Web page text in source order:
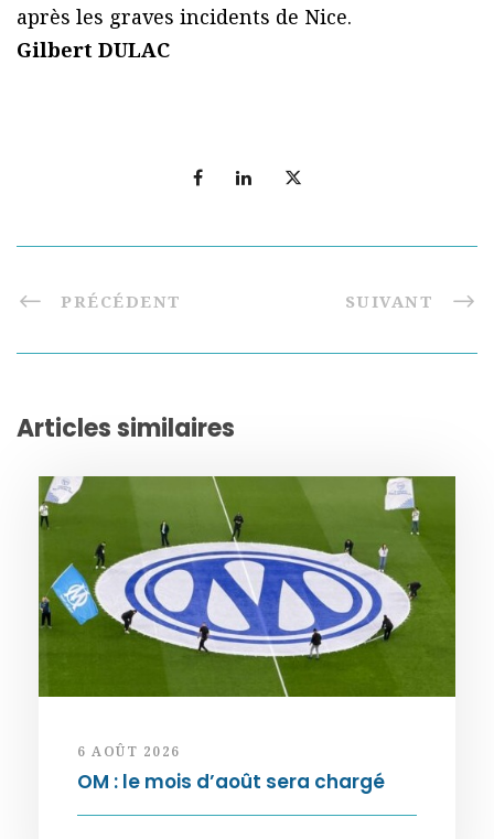
après les graves incidents de Nice.
Gilbert DULAC
PRÉCÉDENT SUIVANT
Articles similaires
6 AOÛT 2026
OM : le mois d’août sera chargé